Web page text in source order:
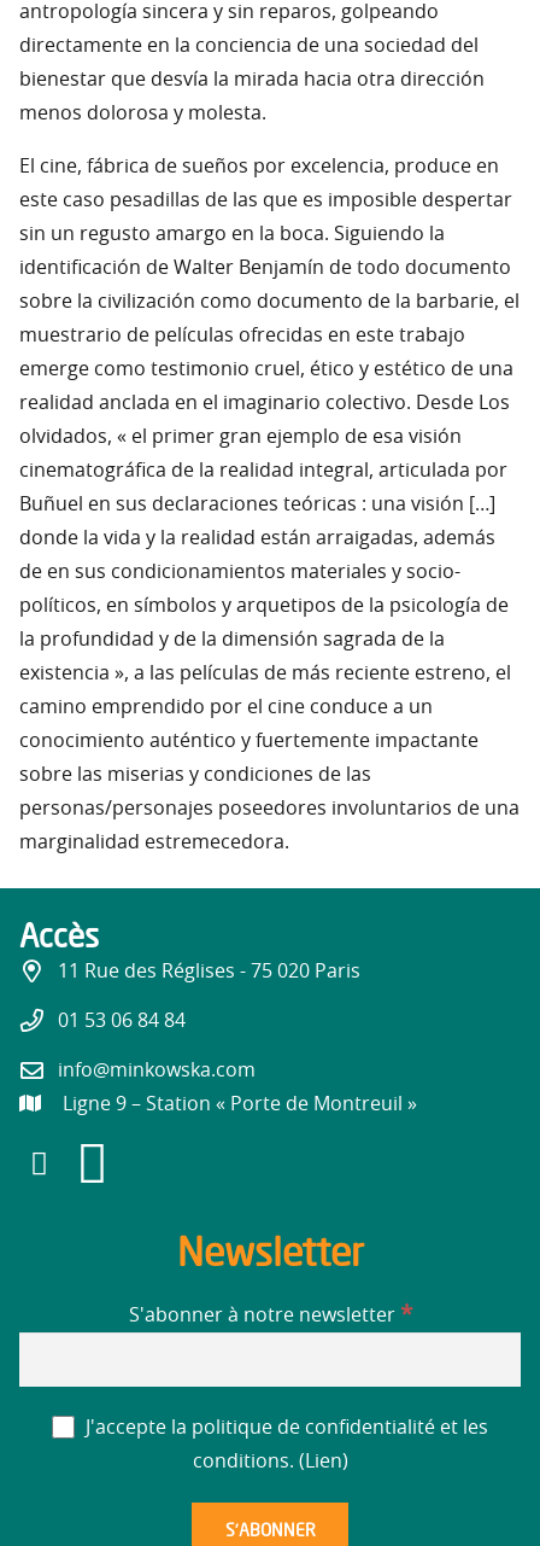
antropología sincera y sin reparos, golpeando
directamente en la conciencia de una sociedad del
bienestar que desvía la mirada hacia otra dirección
menos dolorosa y molesta.
El cine, fábrica de sueños por excelencia, produce en
este caso pesadillas de las que es imposible despertar
sin un regusto amargo en la boca. Siguiendo la
identificación de Walter Benjamín de todo documento
sobre la civilización como documento de la barbarie, el
muestrario de películas ofrecidas en este trabajo
emerge como testimonio cruel, ético y estético de una
realidad anclada en el imaginario colectivo. Desde Los
olvidados, « el primer gran ejemplo de esa visión
cinematográfica de la realidad integral, articulada por
Buñuel en sus declaraciones teóricas : una visión […]
donde la vida y la realidad están arraigadas, además
de en sus condicionamientos materiales y socio-
políticos, en símbolos y arquetipos de la psicología de
la profundidad y de la dimensión sagrada de la
existencia », a las películas de más reciente estreno, el
camino emprendido por el cine conduce a un
conocimiento auténtico y fuertemente impactante
sobre las miserias y condiciones de las
personas/personajes poseedores involuntarios de una
marginalidad estremecedora.
Accès
11 Rue des Réglises - 75 020 Paris
01 53 06 84 84
info@minkowska.com
Ligne 9 – Station « Porte de Montreuil »
Newsletter
S'abonner à notre newsletter *
J'accepte la politique de confidentialité et les
conditions. ( Lien)